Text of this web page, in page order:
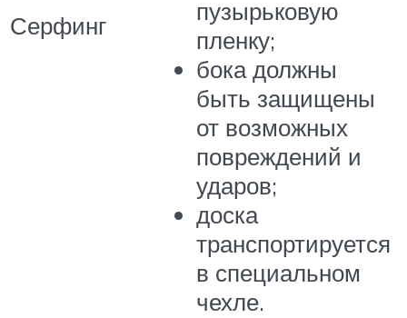
Серфинг
пузырьковую
пленку;
бока должны
быть защищены
от возможных
повреждений и
ударов;
доска
транспортируется
в специальном
чехле.